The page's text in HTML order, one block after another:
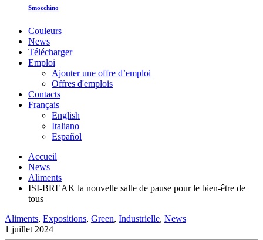
Smocchino
Couleurs
News
Télécharger
Emploi
Ajouter une offre d’emploi
Offres d'emplois
Contacts
Français
English
Italiano
Español
Accueil
News
Aliments
ISI-BREAK la nouvelle salle de pause pour le bien-être de
tous
Aliments, Expositions, Green, Industrielle, News
1 juillet 2024